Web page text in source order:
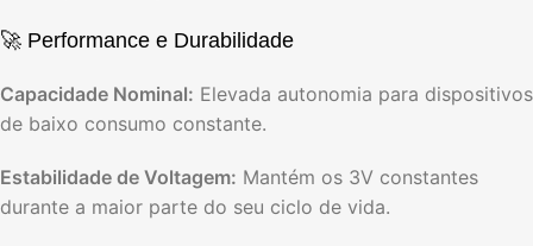
🚀 Performance e Durabilidade
Capacidade Nominal: Elevada autonomia para dispositivos
de baixo consumo constante.
Estabilidade de Voltagem: Mantém os 3V constantes
durante a maior parte do seu ciclo de vida.